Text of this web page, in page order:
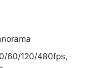
60/120/480fps,